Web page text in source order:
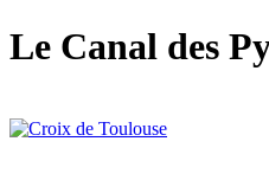
Le Canal des